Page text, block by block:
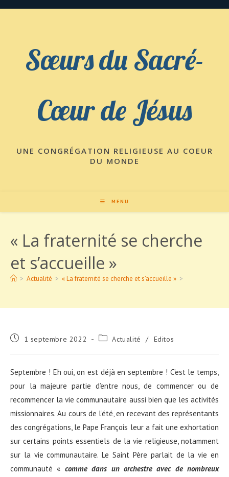
Sœurs du Sacré-
Cœur de Jésus
UNE CONGRÉGATION RELIGIEUSE AU COEUR
DU MONDE
MENU
« La fraternité se cherche
et s’accueille »
> Actualité > « La fraternité se cherche et s’accueille » >
Publication
1 septembre 2022
Post Actualité / Editos
Septembre ! Eh oui, on est déjà en septembre ! C’est le temps,
pour la majeure partie d’entre nous, de commencer ou de
recommencer la vie communautaire aussi bien que les activités
missionnaires. Au cours de l’été, en recevant des représentants
des congrégations, le Pape François leur a fait une exhortation
sur certains points essentiels de la vie religieuse, notamment
sur la vie communautaire. Le Saint Père parlait de la vie en
communauté « comme dans un orchestre avec de nombreux